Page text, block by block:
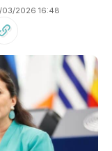
03/2026 16:48